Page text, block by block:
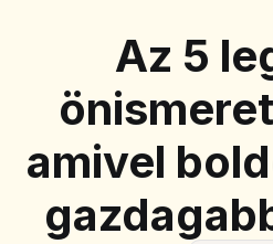
Az 5
amivel